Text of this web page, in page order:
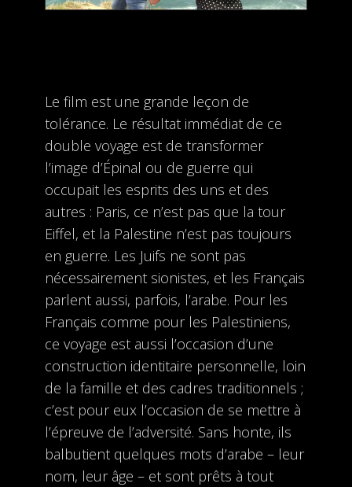
Le film est une grande leçon de
tolérance. Le résultat immédiat de ce
double voyage est de transformer
l’image d’Épinal ou de guerre qui
occupait les esprits des uns et des
autres : Paris, ce n’est pas que la tour
Eiffel, et la Palestine n’est pas toujours
en guerre. Les Juifs ne sont pas
nécessairement sionistes, et les Français
parlent aussi, parfois, l’arabe. Pour les
Français comme pour les Palestiniens,
ce voyage est aussi l’occasion d’une
construction identitaire personnelle, loin
de la famille et des cadres traditionnels ;
c’est pour eux l’occasion de se mettre à
l’épreuve de l’adversité. Sans honte, ils
balbutient quelques mots d’arabe – leur
nom, leur âge – et sont prêts à tout